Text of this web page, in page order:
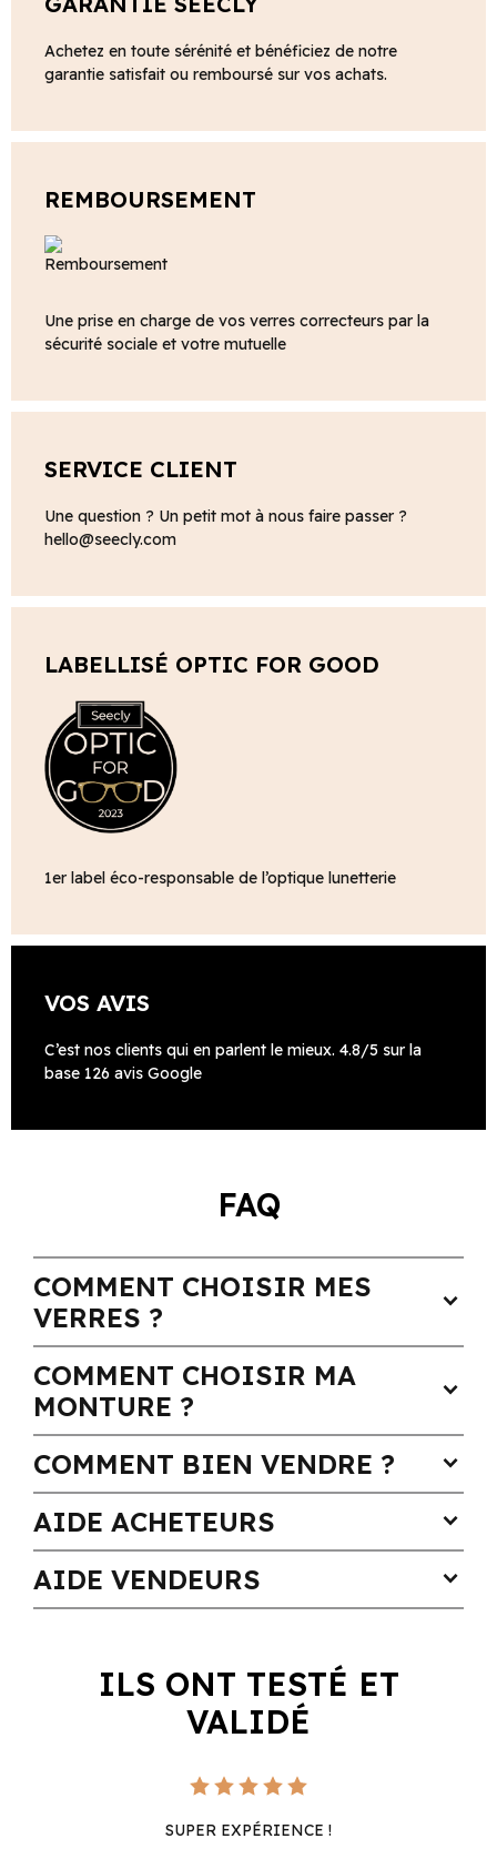
Achetez en toute sérénité et bénéficiez de notre
garantie satisfait ou remboursé sur vos achats.
REMBOURSEMENT
Une prise en charge de vos verres correcteurs par la
sécurité sociale et votre mutuelle
SERVICE CLIENT
Une question ? Un petit mot à nous faire passer ?
hello@seecly.com
LABELLISÉ OPTIC FOR GOOD
1er label éco-responsable de l’optique lunetterie
VOS AVIS
C’est nos clients qui en parlent le mieux. 4.8/5 sur la
base 126 avis Google
FAQ
COMMENT CHOISIR MES
VERRES ?
expand_more
COMMENT CHOISIR MA
MONTURE ?
expand_more
COMMENT BIEN VENDRE ? expand_more
AIDE ACHETEURS expand_more
AIDE VENDEURS expand_more
ILS ONT TESTÉ ET
VALIDÉ
SUPER EXPÉRIENCE !